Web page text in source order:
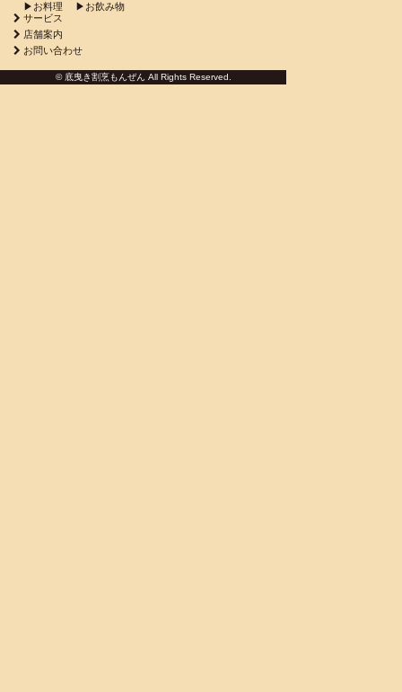
▶︎お料理
▶︎お飲み物
サービス
店舗案内
お問い合わせ
© 底曳き割烹もんぜん All Rights Reserved.